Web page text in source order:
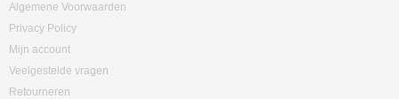
Algemene Voorwaarden
Privacy Policy
Mijn account
Veelgestelde vragen
Retourneren